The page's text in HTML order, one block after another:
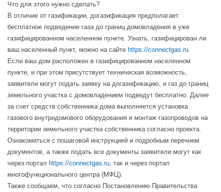
Что для этого нужно сделать?
В отличие от газификации, догазификация предполагает
бесплатное подведение газа до границ домовладения в уже
газифицированном населенном пункте. Узнать, газифицирован ли
ваш населенный пункт, можно на сайте https://connectgas.ru.
Если ваш дом расположен в газифицированном населенном
пункте, и при этом присутствует техническая возможность,
заявители могут подать заявку на догазификацию, и газ до границ
земельного участка с домовладением подведут бесплатно. Далее
за счет средств собственника дома выполняется установка
газового внутридомового оборудования и монтаж газопроводов на
территории земельного участка собственника согласно проекта.
Ознакомиться с пошаговой инструкцией и подробным перечнем
документов, а также подать все документы заявители могут как
через портал https://connectgas.ru, так и через портал
многофункционального центра (МФЦ).
Также сообщаем, что согласно Постановлению Правительства